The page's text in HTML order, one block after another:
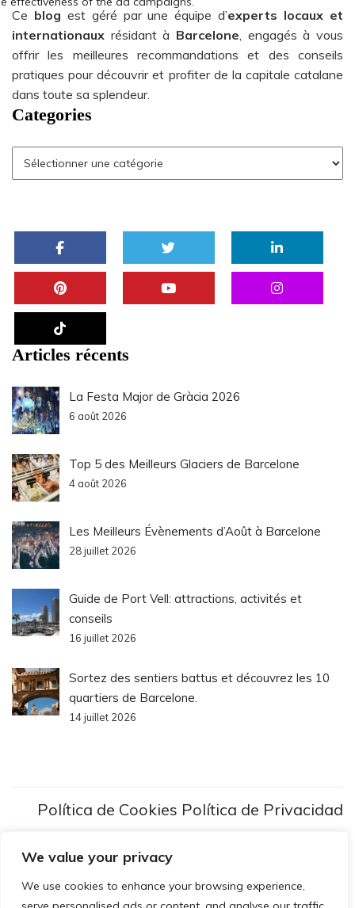
We value your privacy
We use cookies to enhance your browsing experience,
Ce blog est géré par une équipe d’experts locaux et
internationaux résidant à Barcelone , engagés à vous
offrir les meilleures recommandations et des conseils
pratiques pour découvrir et profiter de la capitale catalane
dans toute sa splendeur.
Categories
Articles récents
La Festa Major de Gràcia 2026
6 août 2026
Top 5 des Meilleurs Glaciers de Barcelone
4 août 2026
Les Meilleurs Évènements d’Août à Barcelone
28 juillet 2026
Guide de Port Vell: attractions, activités et
conseils
16 juillet 2026
Sortez des sentiers battus et découvrez les 10
quartiers de Barcelone.
14 juillet 2026
Política de Cookies Política de Privacidad